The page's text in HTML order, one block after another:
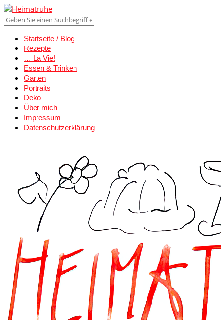
Startseite / Blog
Rezepte
… La Vie!
Essen & Trinken
Garten
Portraits
Deko
Über mich
Impressum
Datenschutzerklärung